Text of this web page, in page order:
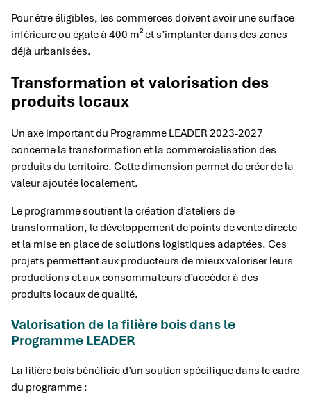
Pour être éligibles, les commerces doivent avoir une surface
inférieure ou égale à 400 m² et s’implanter dans des zones
déjà urbanisées.
Transformation et valorisation des
produits locaux
Un axe important du Programme LEADER 2023-2027
concerne la transformation et la commercialisation des
produits du territoire. Cette dimension permet de créer de la
valeur ajoutée localement.
Le programme soutient la création d’ateliers de
transformation, le développement de points de vente directe
et la mise en place de solutions logistiques adaptées. Ces
projets permettent aux producteurs de mieux valoriser leurs
productions et aux consommateurs d’accéder à des
produits locaux de qualité.
Valorisation de la filière bois dans le
Programme LEADER
La filière bois bénéficie d’un soutien spécifique dans le cadre
du programme :